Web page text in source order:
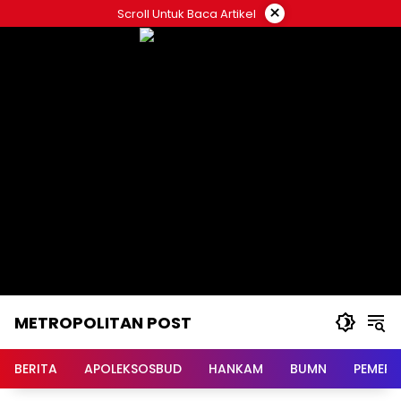
ke
Scroll Untuk Baca Artikel ×
METROPOLITAN POST
BERITA APOLEKSOSBUD HANKAM BUMN